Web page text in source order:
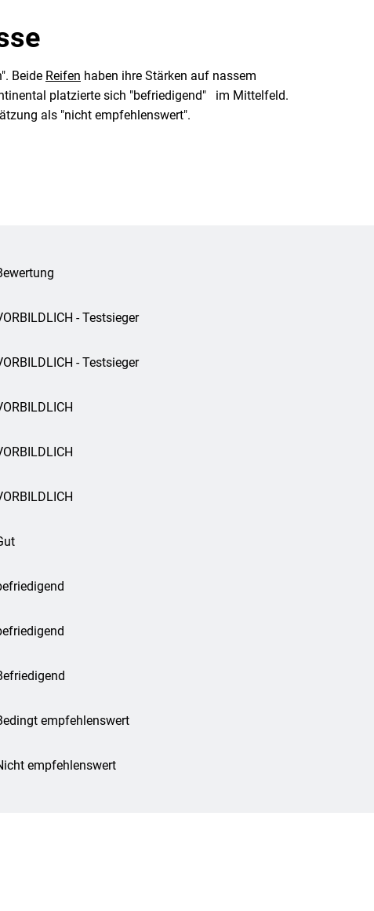
Beide Reifen haben ihre Stärken auf nassem
platzierte sich "befriedigend" im Mittelfeld.
als "nicht empfehlenswert".
- Testsieger
- Testsieger
empfehlenswert
empfehlenswert